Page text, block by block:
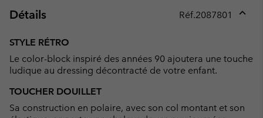
Détails Réf.2087801
STYLE RÉTRO
Le color-block inspiré des années 90 ajoutera une touche
ludique au dressing décontracté de votre enfant.
TOUCHER DOUILLET
Sa construction en polaire, avec son col montant et son